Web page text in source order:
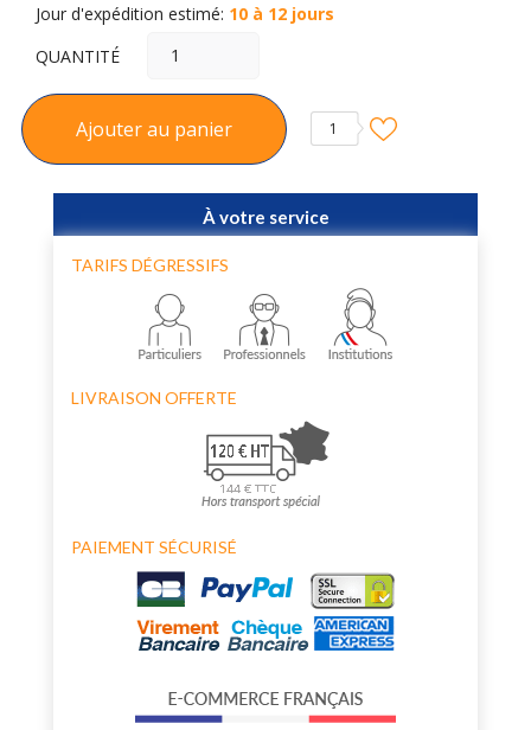
Jour d'expédition estimé: 10 à 12 jours
QUANTITÉ
Ajouter au panier 1
À votre service
TARIFS DÉGRESSIFS
LIVRAISON OFFERTE
PAIEMENT SÉCURISÉ